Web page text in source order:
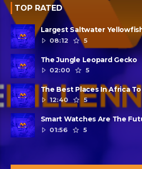
TOP RATED
Largest Saltwater
Dead
08:12 5
The Jungle Leopard Gecko
02:00
5
The Best Places In Africa
12:40
5
Smart
01:56
5